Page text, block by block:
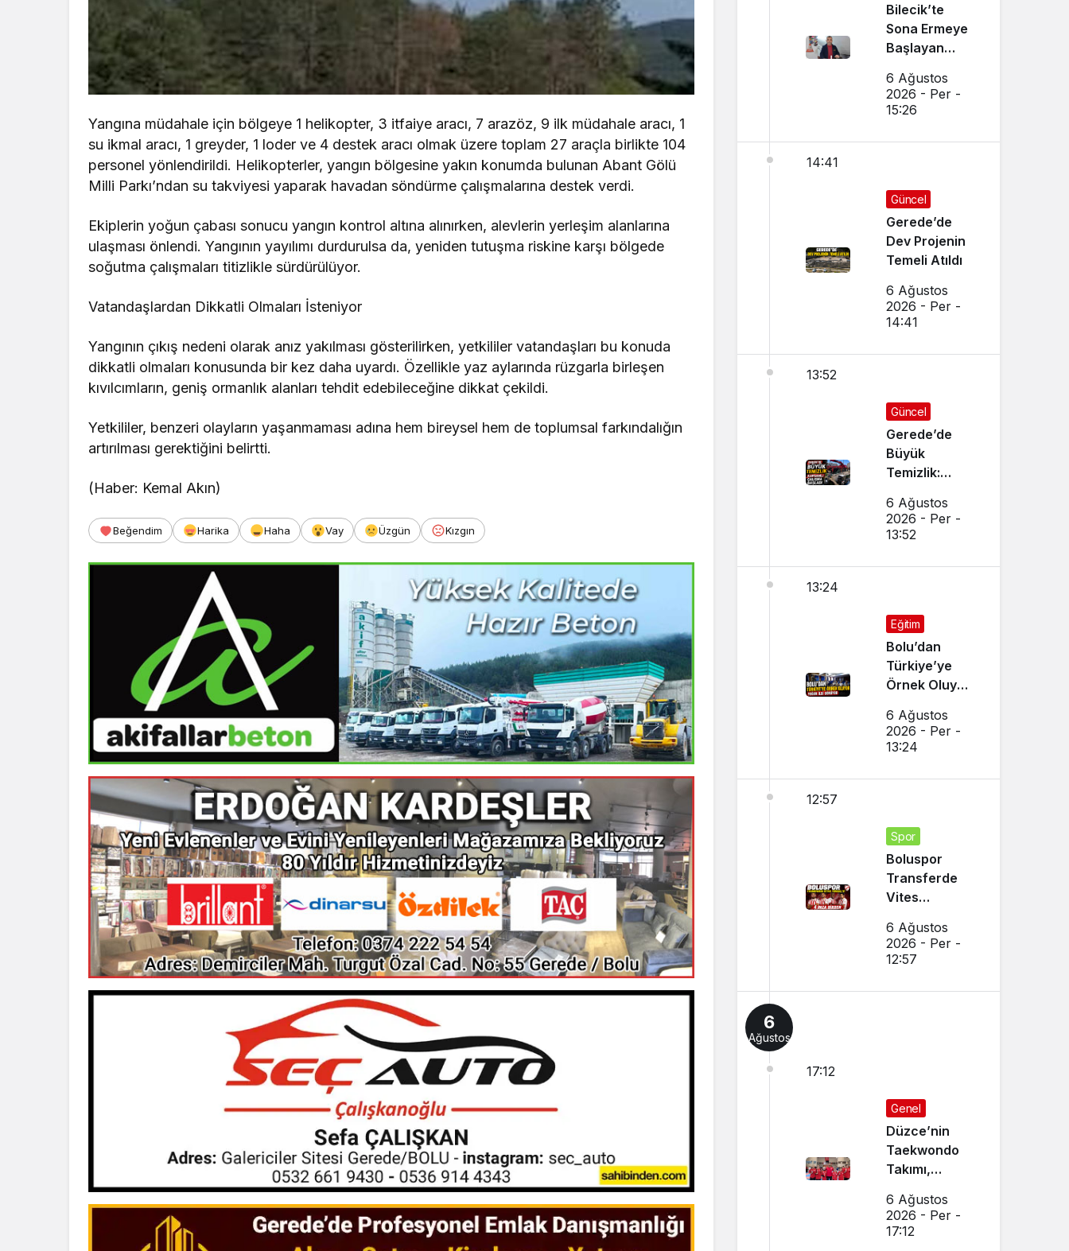
Yangına müdahale için bölgeye 1 helikopter, 3 itfaiye aracı, 7 arazöz, 9 ilk müdahale aracı, 1
su ikmal aracı, 1 greyder, 1 loder ve 4 destek aracı olmak üzere toplam 27 araçla birlikte 104
personel yönlendirildi. Helikopterler, yangın bölgesine yakın konumda bulunan Abant Gölü
Milli Parkı’ndan su takviyesi yaparak havadan söndürme çalışmalarına destek verdi.
Ekiplerin yoğun çabası sonucu yangın kontrol altına alınırken, alevlerin yerleşim alanlarına
ulaşması önlendi. Yangının yayılımı durdurulsa da, yeniden tutuşma riskine karşı bölgede
soğutma çalışmaları titizlikle sürdürülüyor.
Vatandaşlardan Dikkatli Olmaları İsteniyor
Yangının çıkış nedeni olarak anız yakılması gösterilirken, yetkililer vatandaşları bu konuda
dikkatli olmaları konusunda bir kez daha uyardı. Özellikle yaz aylarında rüzgarla birleşen
kıvılcımların, geniş ormanlık alanları tehdit edebileceğine dikkat çekildi.
Yetkililer, benzeri olayların yaşanmaması adına hem bireysel hem de toplumsal farkındalığın
artırılması gerektiğini belirtti.
(Haber: Kemal Akın)
Beğendim Harika Haha Vay Üzgün Kızgın
Bilecik’te
Sona Ermeye
Başlayan
Sürdürüyor
6 Ağustos
2026 - Per -
15:26
14:41
Güncel
Gerede’de
Dev Projenin
Temeli Atıldı
6 Ağustos
2026 - Per -
14:41
13:52
Güncel
Gerede’de
Büyük
Temizlik:
Çalışma
Başlatıldı
6 Ağustos
2026 - Per -
13:52
13:24
Eğitim
Bolu’dan
Türkiye’ye
Örnek Oluyor,
Görüyor
6 Ağustos
2026 - Per -
13:24
12:57
Spor
Boluspor
Transferde
Vites
6 Ağustos
2026 - Per -
12:57
6
Ağustos
17:12
Genel
Düzce’nin
Taekwondo
Takımı,
Başarı
Sağladı
6 Ağustos
2026 - Per -
17:12